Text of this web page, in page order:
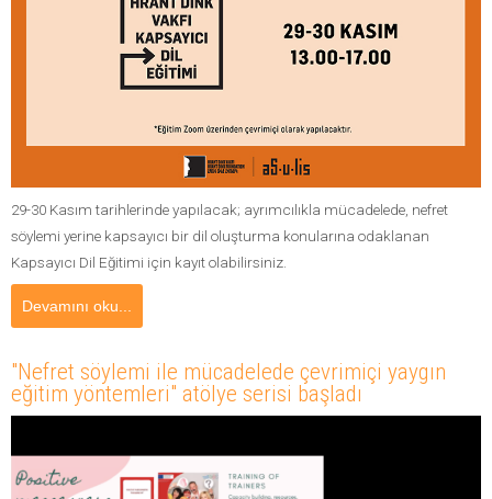
29-30 Kasım tarihlerinde yapılacak; ayrımcılıkla mücadelede, nefret
söylemi yerine kapsayıcı bir dil oluşturma konularına odaklanan
Kapsayıcı Dil Eğitimi için kayıt olabilirsiniz.
Devamını oku...
"Nefret söylemi ile mücadelede çevrimiçi yaygın
eğitim yöntemleri" atölye serisi başladı